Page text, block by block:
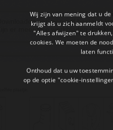
Downloaden van een pdf bestand
Zijn er meerdere werkbladen dan
Wij zijn van mening dat u
krijgt als u zich aanmeldt
"Alles afwijzen" te
cookies. We moeten de
laten
Onthoud dat u uw
op de optie "cookie-